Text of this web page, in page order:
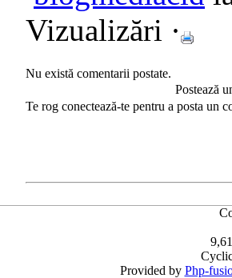
Vizualizări ·
Nu există comentarii postate.
Postează
Te rog conectează-te pentru a posta un
Provided by Php-